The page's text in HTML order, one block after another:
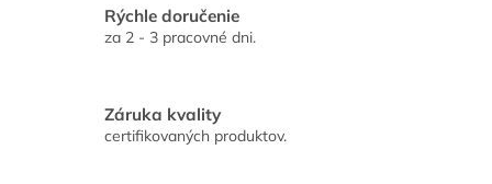
Rýchle doručenie
za 2 - 3 pracovné dni.
Záruka kvality
certifikovaných produktov.